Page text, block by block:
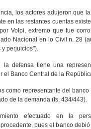
los actores adujeron que
en las restantes cuentas
Volpi, extremo que fue
Nacional en lo Civil n. 28
y perjuicios").
la defensa tiene una
el Banco Central de la
como representante del
de la demanda (fs. 434/443).
efectuado en la
pues el banco